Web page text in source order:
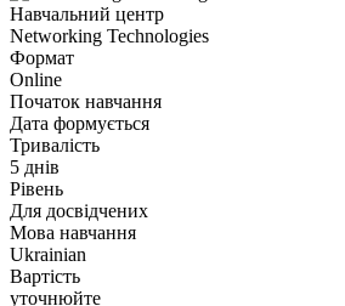
Навчальний центр
Networking Technologies
Формат
Online
Початок навчання
Дата формується
Тривалість
5 днів
Рівень
Для досвідчених
Мова навчання
Ukrainian
Вартість
уточнюйте